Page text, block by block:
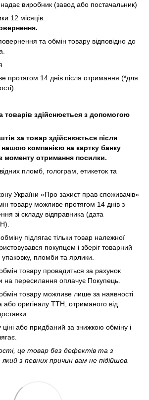
виробник (завод або постачальник)
12 місяців.
та обмін товару відповідно до
протягом 14 днів після отримання (*для
товарів здійснюється з допомогою
за товар здійснюється після
компанією на картку банку
моменту отримання посилки.
пломб, голограм, етикеток та
України «Про захист прав споживачів»
товару можливе протягом 14 днів з
зі складу відправника (дата
підлягає тільки товар належної
покупцем і зберіг товарний
упаковку, пломби та ярлики.
товару провадиться за рахунок
на пересилання оплачує Покупець.
товару можливе лише за наявності
або оригіналу ТТН, отриманого від
або придбаний за знижкою обміну і
це товар без дефектів та з
з певних причин вам не підійшов.